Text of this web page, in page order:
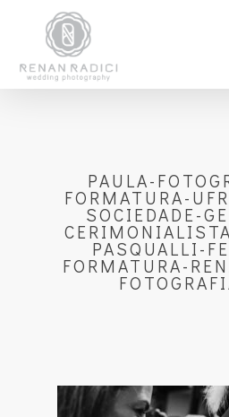
PAULA-
FORMATURA-
SOCIEDADE-
PASQUALLI-
FORMATURA-